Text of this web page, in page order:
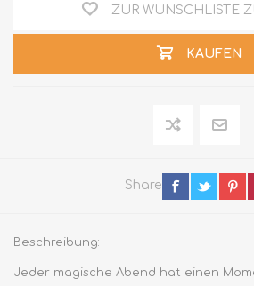
ZUR WUNSCHLISTE
KAUFEN
Share
Beschreibung:
Jeder magische Abend hat einen